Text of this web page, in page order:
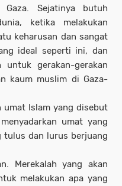
Sejatinya butuh
ketika melakukan
keharusan dan sangat
ideal seperti ini, dan
gerakan-gerakan
kaum muslim di Gaza-
umat Islam yang disebut
umat yang
tulus dan lurus berjuang
Merekalah yang akan
melakukan apa yang